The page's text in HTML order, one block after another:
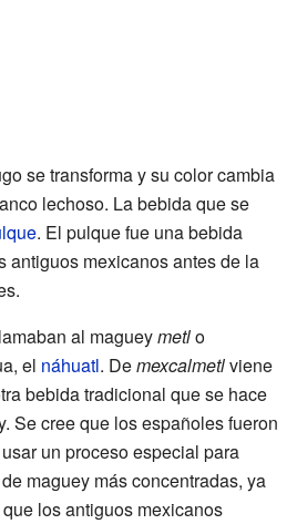
se transforma y su color cambia
lechoso. La bebida que se
. El pulque fue una bebida
antiguos mexicanos antes de la
al magueymetlo
el náhuatl. Demexcalmetlviene
bebida tradicional que se hace
Se cree que los españoles fueron
un proceso especial para
maguey más concentradas, ya
los antiguos mexicanos